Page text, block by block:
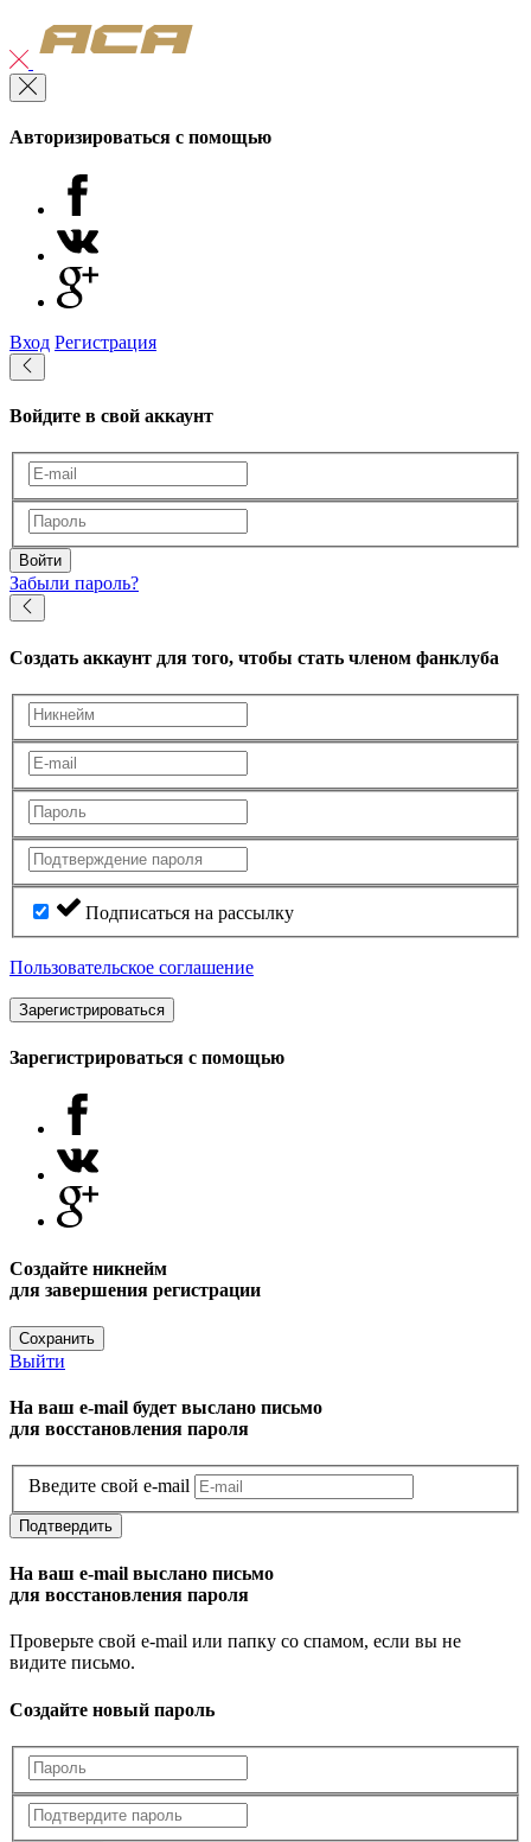
Авторизироваться с помощью
Вход Регистрация
Войдите в свой аккаунт
Войти
Забыли пароль?
Создать аккаунт для того, чтобы стать членом фанклуба
Подписаться на рассылку
Пользовательское соглашение
Зарегистрироваться
Зарегистрироваться с помощью
Создайте никнейм
для завершения регистрации
Сохранить
Выйти
На ваш e-mail будет выслано письмо
для восстановления пароля
Введите свой e-mail
Подтвердить
На ваш e-mail выслано письмо
для восстановления пароля
Проверьте свой e-mail или папку со спамом, если вы не
видите письмо.
Создайте новый пароль